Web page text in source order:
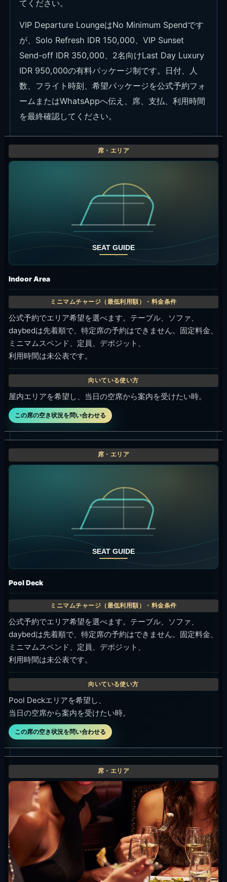
てください。
VIP Departure LoungeはNo Minimum Spendです
が、Solo Refresh IDR 150,000、VIP Sunset
Send-off IDR 350,000、2名向けLast Day Luxury
IDR 950,000の有料パッケージ制です。日付、人
数、フライト時刻、希望パッケージを公式予約フォ
ームまたはWhatsAppへ伝え、席、支払、利用時間
を最終確認してください。
Indoor Area
公式予約でエリア希望を選べます。テーブル、ソファ、
daybedは先着順で、特定席の予約はできません。固定料金、
ミニマムスペンド、定員、デポジット、
利用時間は未公表です。
屋内エリアを希望し、当日の空席から案内を受けたい時。
この席の空き状況を問い合わせる
Pool Deck
公式予約でエリア希望を選べます。テーブル、ソファ、
daybedは先着順で、特定席の予約はできません。固定料金、
ミニマムスペンド、定員、デポジット、
利用時間は未公表です。
Pool Deckエリアを希望し、
当日の空席から案内を受けたい時。
この席の空き状況を問い合わせる